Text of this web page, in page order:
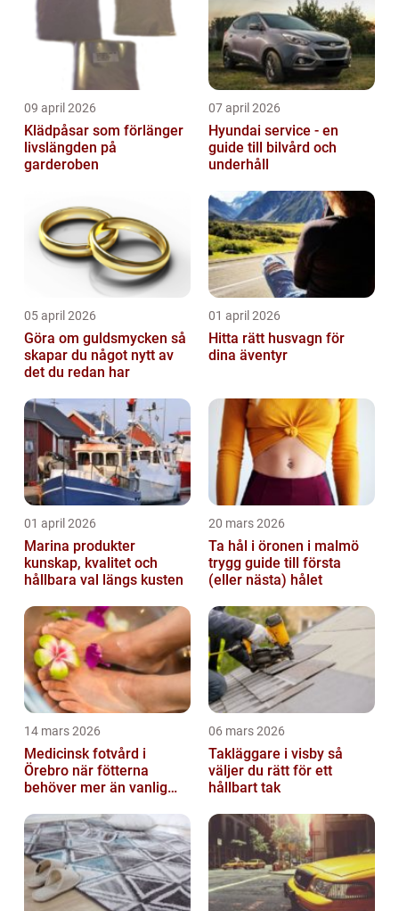
09 april 2026
Klädpåsar som förlänger
livslängden på
garderoben
07 april 2026
Hyundai service - en
guide till bilvård och
underhåll
05 april 2026
Göra om guldsmycken så
skapar du något nytt av
det du redan har
01 april 2026
Hitta rätt husvagn för
dina äventyr
01 april 2026
Marina produkter
kunskap, kvalitet och
hållbara val längs kusten
20 mars 2026
Ta hål i öronen i malmö
trygg guide till första
(eller nästa) hålet
14 mars 2026
Medicinsk fotvård i
Örebro när fötterna
behöver mer än vanlig
06 mars 2026
Takläggare i visby så
väljer du rätt för ett
hållbart tak